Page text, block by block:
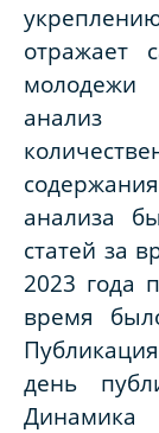
отражает
молодежи
анализ
анализа
статей за
2023 года
время
день